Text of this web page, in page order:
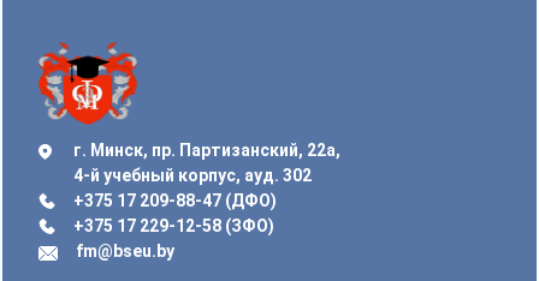
г. Минск, пр. Партизанский, 22а,
4-й учебный корпус, ауд. 302
+375 17 209-88-47 (ДФО)
+375 17 229-12-58 (ЗФО)
fm@bseu.by